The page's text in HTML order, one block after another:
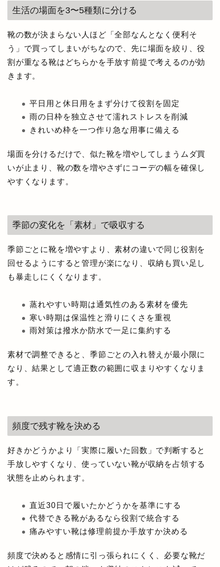
生活の場面を3〜5種類に分ける
靴の数が決まらない人ほど「全部なんとなく便利そ
う」で買ってしまいがちなので、先に場面を絞り、役
割が重なる靴はどちらかを手放す前提で考えるのが効
きます。
平日用と休日用をまず分けて役割を固定
雨の日枠を独立させて濡れストレスを削減
きれいめ枠を一つ作り急な用事に備える
場面を分けるだけで、似た靴を増やしてしまうムダ買
いが止まり、靴の数を増やさずにコーデの幅を確保し
やすくなります。
季節の変化を「素材」で吸収する
季節ごとに靴を増やすより、素材の違いで同じ役割を
回せるようにすると管理が楽になり、収納も買い足し
も暴走しにくくなります。
蒸れやすい時期は通気性のある素材を優先
寒い時期は保温性と滑りにくさを重視
雨対策は撥水か防水で一足に集約する
素材で調整できると、季節ごとの入れ替えが最小限に
なり、結果として適正数の範囲に収まりやすくなりま
す。
頻度で残す靴を決める
好きかどうかより「実際に履いた回数」で判断すると
手放しやすくなり、使っていない靴が収納を占領する
状態を止められます。
直近30日で履いたかどうかを基準にする
代替できる靴があるなら役割で統合する
痛みやすい靴は修理前提か手放すか決める
頻度で決めると感情に引っ張られにくく、必要な靴だ